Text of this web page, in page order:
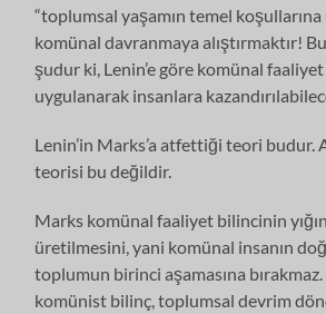
“toplumsal yaşamın temel koşullarına
komünal davranmaya alıştırmaktır!
şudur ki, Lenin’e göre komünal faaliyet
uygulanarak insanlara
Lenin’in Marks’a atfettiği teori budur.
teorisi bu değildir.
Marks komünal faaliyet bilincinin
üretilmesini, yani komünal insanın
toplumun birinci aşamasına bırakmaz.
komünist bilinç, toplumsal devrim